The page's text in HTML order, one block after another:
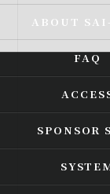
ABOUT
FAQ
SPONSOR